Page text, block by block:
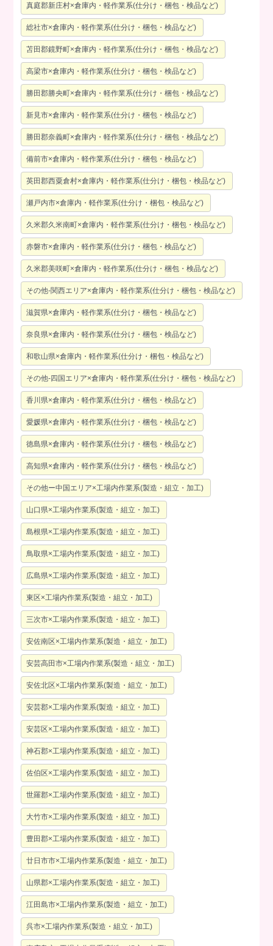
真庭郡新庄村×倉庫内・軽作業系(仕分け・梱包・検品など)
総社市×倉庫内・軽作業系(仕分け・梱包・検品など)
苫田郡鏡野町×倉庫内・軽作業系(仕分け・梱包・検品など)
高梁市×倉庫内・軽作業系(仕分け・梱包・検品など)
勝田郡勝央町×倉庫内・軽作業系(仕分け・梱包・検品など)
新見市×倉庫内・軽作業系(仕分け・梱包・検品など)
勝田郡奈義町×倉庫内・軽作業系(仕分け・梱包・検品など)
備前市×倉庫内・軽作業系(仕分け・梱包・検品など)
英田郡西粟倉村×倉庫内・軽作業系(仕分け・梱包・検品など)
瀬戸内市×倉庫内・軽作業系(仕分け・梱包・検品など)
久米郡久米南町×倉庫内・軽作業系(仕分け・梱包・検品など)
赤磐市×倉庫内・軽作業系(仕分け・梱包・検品など)
久米郡美咲町×倉庫内・軽作業系(仕分け・梱包・検品など)
その他-関西エリア×倉庫内・軽作業系(仕分け・梱包・検品など)
滋賀県×倉庫内・軽作業系(仕分け・梱包・検品など)
奈良県×倉庫内・軽作業系(仕分け・梱包・検品など)
和歌山県×倉庫内・軽作業系(仕分け・梱包・検品など)
その他-四国エリア×倉庫内・軽作業系(仕分け・梱包・検品など)
香川県×倉庫内・軽作業系(仕分け・梱包・検品など)
愛媛県×倉庫内・軽作業系(仕分け・梱包・検品など)
徳島県×倉庫内・軽作業系(仕分け・梱包・検品など)
高知県×倉庫内・軽作業系(仕分け・梱包・検品など)
その他ー中国エリア×工場内作業系(製造・組立・加工)
山口県×工場内作業系(製造・組立・加工)
島根県×工場内作業系(製造・組立・加工)
鳥取県×工場内作業系(製造・組立・加工)
広島県×工場内作業系(製造・組立・加工)
東区×工場内作業系(製造・組立・加工)
三次市×工場内作業系(製造・組立・加工)
安佐南区×工場内作業系(製造・組立・加工)
安芸高田市×工場内作業系(製造・組立・加工)
安佐北区×工場内作業系(製造・組立・加工)
安芸郡×工場内作業系(製造・組立・加工)
安芸区×工場内作業系(製造・組立・加工)
神石郡×工場内作業系(製造・組立・加工)
佐伯区×工場内作業系(製造・組立・加工)
世羅郡×工場内作業系(製造・組立・加工)
大竹市×工場内作業系(製造・組立・加工)
豊田郡×工場内作業系(製造・組立・加工)
廿日市市×工場内作業系(製造・組立・加工)
山県郡×工場内作業系(製造・組立・加工)
江田島市×工場内作業系(製造・組立・加工)
呉市×工場内作業系(製造・組立・加工)